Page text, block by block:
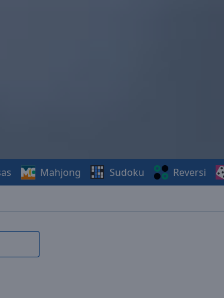
Mahjong Sudoku Reversi